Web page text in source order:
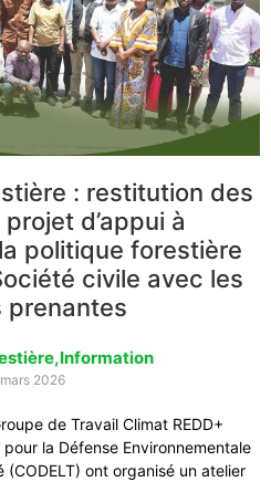
: restitution des
d’appui à
politique forestière
civile avec les
prenantes
,Information
2026
de Travail Climat REDD+
pour la Défense Environnementale
ont organisé un atelier